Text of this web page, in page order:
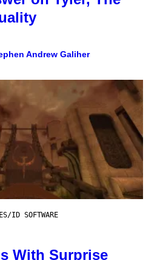
Andrew Galiher
ID SOFTWARE
With Surprise